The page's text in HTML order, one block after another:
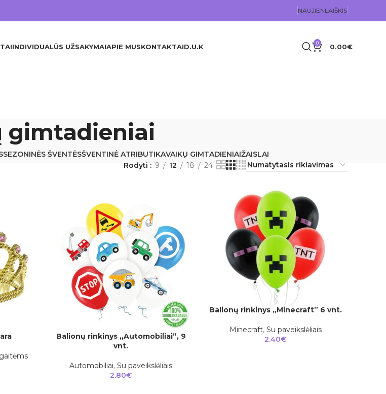
NAUJIENLAIŠKIS
INDIVIDUALŪS UŽSAKYMAIAPIE MUSKONTAKTAID.U.K 0 0.00€
gimtadieniai
SEZONINĖS ŠVENTĖSŠVENTINĖ ATRIBUTIKAVAIKŲ GIMTADIENIAIŽAISLAI
Rodyti 9 12 18 24
Į KREPŠELĮ
Balionų rinkinys „Automobiliai”, 9
vnt.
Automobiliai,Su paveikslėliais
2.80€
Į KREPŠELĮ
Balionų rinkinys „Minecraft” 6 vnt.
Minecraft, Su paveikslėliais
2.40€